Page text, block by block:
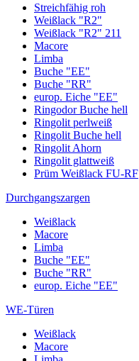
Streichfähig roh
Weißlack "R2"
Weißlack "R2" 211
Macore
Limba
Buche "EE"
Buche "RR"
europ. Eiche "EE"
Ringodor Buche hell
Ringolit perlweiß
Ringolit Buche hell
Ringolit Ahorn
Ringolit glattweiß
Prüm Weißlack FU-RF
Durchgangszargen
Weißlack
Macore
Limba
Buche "EE"
Buche "RR"
europ. Eiche "EE"
WE-Türen
Weißlack
Macore